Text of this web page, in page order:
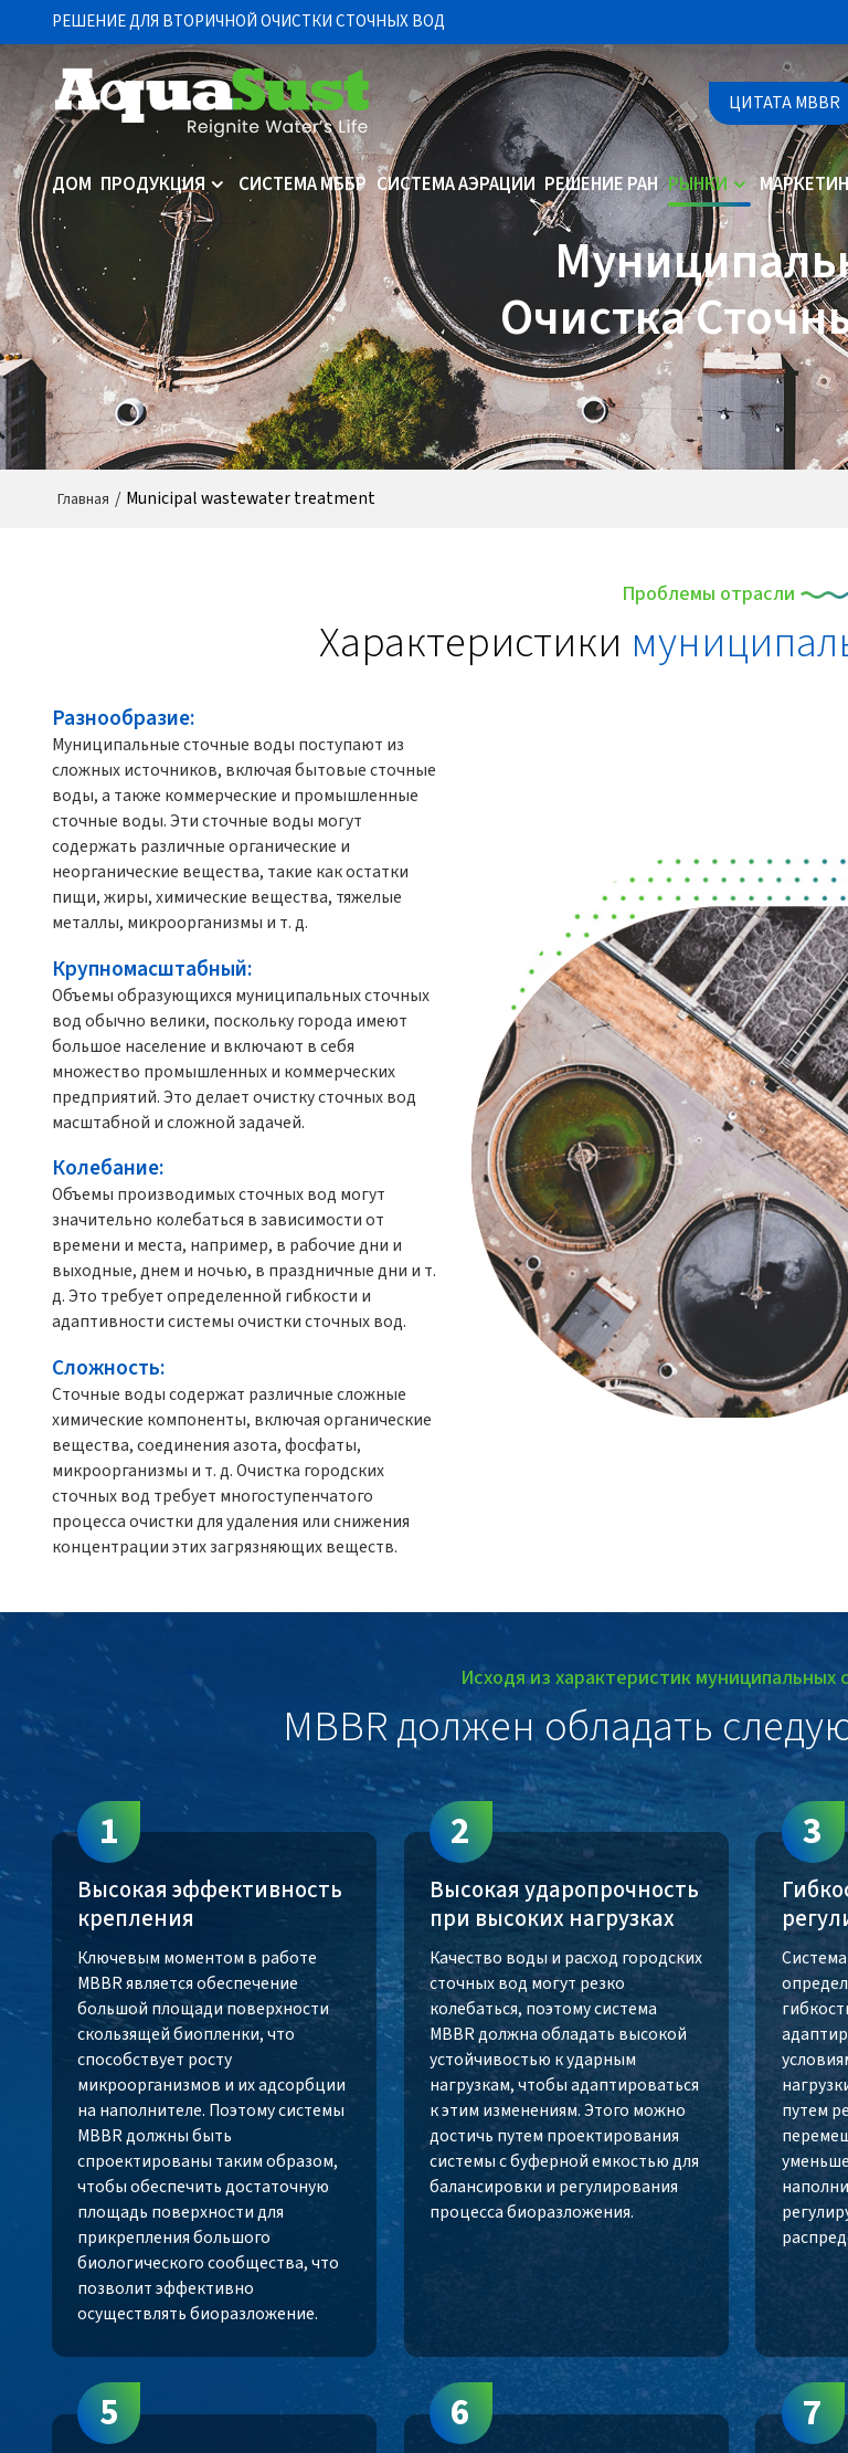
РЕШЕНИЕ ДЛЯ ВТОРИЧНОЙ ОЧИСТКИ СТОЧНЫХ ВОД
ЦИТАТА MBBR
ДОМ ПРОДУКЦИЯ СИСТЕМА МББР СИСТЕМА АЭРАЦИИ РЕШЕНИЕ РАН РЫНКИ
Очистка
Главная / Municipal wastewater treatment
Проблемы отрасли
Характеристики
Разнообразие:
Муниципальные сточные воды поступают из
сложных источников, включая бытовые сточные
воды, а также коммерческие и промышленные
сточные воды. Эти сточные воды могут
содержать различные органические и
неорганические вещества, такие как остатки
пищи, жиры, химические вещества, тяжелые
металлы, микроорганизмы и т. д.
Крупномасштабный:
Объемы образующихся муниципальных сточных
вод обычно велики, поскольку города имеют
большое население и включают в себя
множество промышленных и коммерческих
предприятий. Это делает очистку сточных вод
масштабной и сложной задачей.
Колебание:
Объемы производимых сточных вод могут
значительно колебаться в зависимости от
времени и места, например, в рабочие дни и
выходные, днем и ночью, в праздничные дни и т.
д. Это требует определенной гибкости и
адаптивности системы очистки сточных вод.
Сложность:
Сточные воды содержат различные сложные
химические компоненты, включая органические
вещества, соединения азота, фосфаты,
микроорганизмы и т. д. Очистка городских
сточных вод требует многоступенчатого
процесса очистки для удаления или снижения
концентрации этих загрязняющих веществ.
Исходя из характеристик муниципальных
MBBR должен обладать
1
Высокая эффективность
крепления
Ключевым моментом в работе
MBBR является обеспечение
большой площади поверхности
скользящей биопленки, что
способствует росту
микроорганизмов и их адсорбции
на наполнителе. Поэтому системы
MBBR должны быть
спроектированы таким образом,
чтобы обеспечить достаточную
площадь поверхности для
прикрепления большого
биологического сообщества, что
позволит эффективно
осуществлять биоразложение.
2
Высокая ударопрочность
при высоких нагрузках
Качество воды и расход городских
сточных вод могут резко
колебаться, поэтому система
MBBR должна обладать высокой
устойчивостью к ударным
нагрузкам, чтобы адаптироваться
к этим изменениям. Этого можно
достичь путем проектирования
системы с буферной емкостью для
балансировки и регулирования
процесса биоразложения.
3
путем
5 6 7